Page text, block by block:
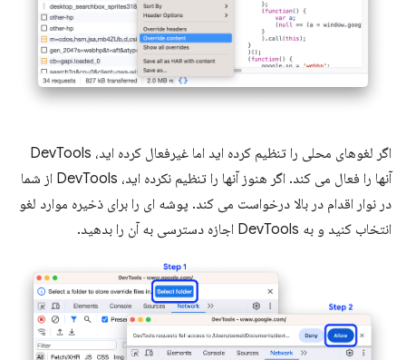
اگر لغوهای محلی را تنظیم کرده اید اما غیرفعال کرده اید، DevTools
آنها را فعال می کند. اگر هنوز آنها را تنظیم نکرده اید، DevTools از شما
در نوار اقدام در بالا درخواست می کند. پوشه ای را برای ذخیره موارد لغو
انتخاب کنید و به DevTools اجازه دسترسی به آن را بدهید.